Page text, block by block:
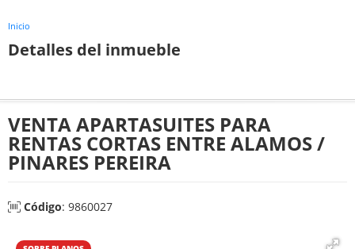
Inicio
Detalles del inmueble
VENTA APARTASUITES PARA
RENTAS CORTAS ENTRE ALAMOS /
PINARES PEREIRA
Código: 9860027